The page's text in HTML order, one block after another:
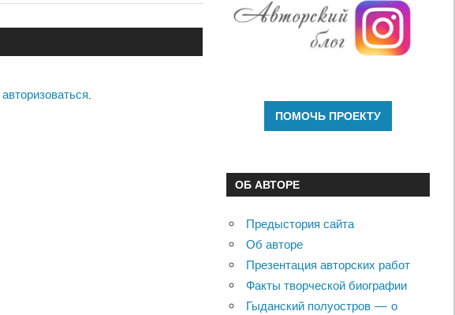
авторизоваться.
ОБ АВТОРЕ
Предыстория сайта
Об авторе
Презентация авторских работ
Факты творческой биографии
Гыданский полуостров — о